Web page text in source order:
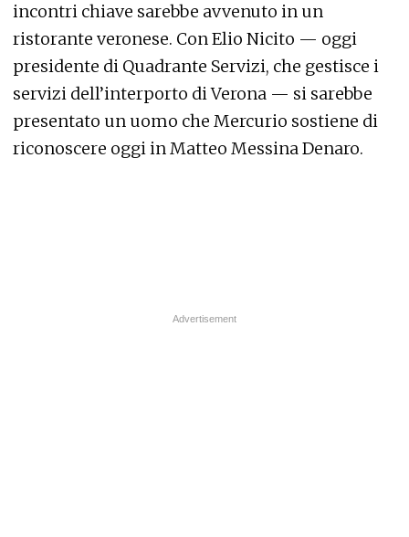
incontri chiave sarebbe avvenuto in un
ristorante veronese. Con Elio Nicito — oggi
presidente di Quadrante Servizi, che gestisce i
servizi dell’interporto di Verona — si sarebbe
presentato un uomo che Mercurio sostiene di
riconoscere oggi in Matteo Messina Denaro.